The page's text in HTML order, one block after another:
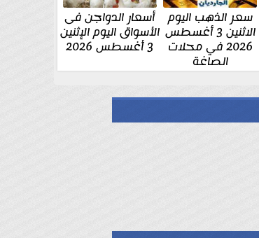
سعر الذهب اليوم
الاثنين 3 أغسطس
2026 في محلات
الصاغة
أسعار الدواجن فى
الأسواق اليوم الإثنين
3 أغسطس 2026